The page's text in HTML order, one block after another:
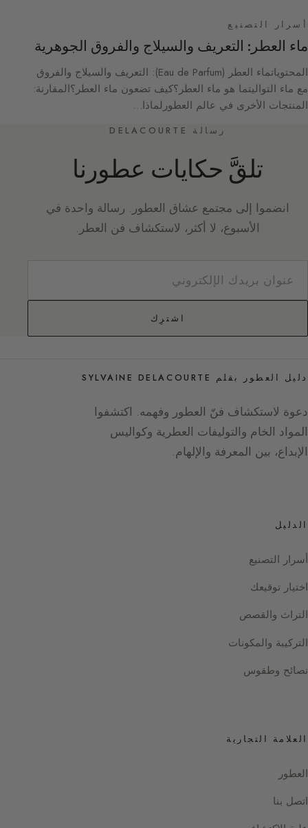
أسرار التصنيع
ماء العطر: التعريف والسيلاج والفروق الجوهرية
المحتوياتماء العطر (Eau de Parfum): التعريف والسيلاج والفروق
مع ماء التواليتما هو ماء العطر؟كيف تضعون ماء العطر؟المقارنة:
المنتجات الأخرى في عالم العطورلماذا…
رسالة DELACOURTE
تلقَّ حكايات عطورنا
انضموا إلى مجتمع عشاق العطور. رسالة واحدة في
الأسبوع، لا أكثر، لاستكشاف فن العطر.
اشترِك
دليل العطور بقلم SYLVAINE DELACOURTE
دعوة لاستكشاف فنّ العطور وفهمه. اكتشفوا
المواد الخام والتوليفات العطرية وكواليس
الإبداع، بين المعرفة والإلهام.
الدليل
أسرار التصنيع
اختيار توقيعك
التراث والقصص
التركيبة والمكونات
نصائح وطقوس
العلامة التجارية
العطور
اتصل بنا